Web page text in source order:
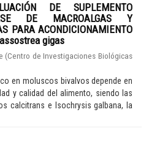
DE SUPLEMENTO
DE MACROALGAS Y
PARA ACONDICIONAMIENTO
gigas
(Centro de Investigaciones Biológicas
en moluscos bivalvos depende en
y calidad del alimento, siendo las
calcitrans e Isochrysis galbana, la